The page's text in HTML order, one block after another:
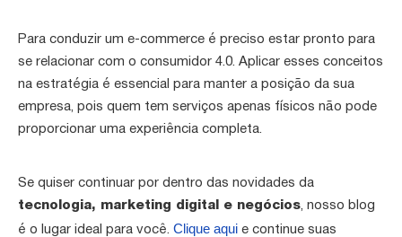
Para conduzir um e-commerce é preciso estar pronto para
se relacionar com o consumidor 4.0. Aplicar esses conceitos
na estratégia é essencial para manter a posição da sua
empresa, pois quem tem serviços apenas físicos não pode
proporcionar uma experiência completa.
Se quiser continuar por dentro das novidades da
tecnologia, marketing digital e negócios, nosso blog
é o lugar ideal para você. Clique aqui e continue suas